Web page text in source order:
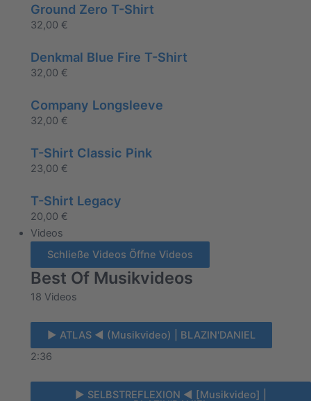
Ground Zero T-Shirt
32,00 €
Denkmal Blue Fire T-Shirt
32,00 €
Company Longsleeve
32,00 €
T-Shirt Classic Pink
23,00 €
T-Shirt Legacy
20,00 €
Videos
Schließe Videos Öffne Videos
Best Of Musikvideos
18 Videos
► ATLAS ◄ (Musikvideo) | BLAZIN'DANIEL
2:36
► SELBSTREFLEXION ◄ [Musikvideo] |